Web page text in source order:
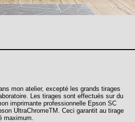
mon atelier, excepté les grands tirages
Les tirages sont effectués sur du
imprimante professionnelle Epson SC
UltraChromeTM. Ceci garantit au tirage
maximum.